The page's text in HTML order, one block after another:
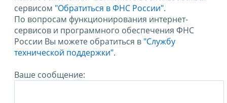
сервисом "Обратиться в ФНС России".
По вопросам функционирования интернет-
сервисов и программного обеспечения ФНС
России Вы можете обратиться в "Службу
технической поддержки".
Ваше сообщение: